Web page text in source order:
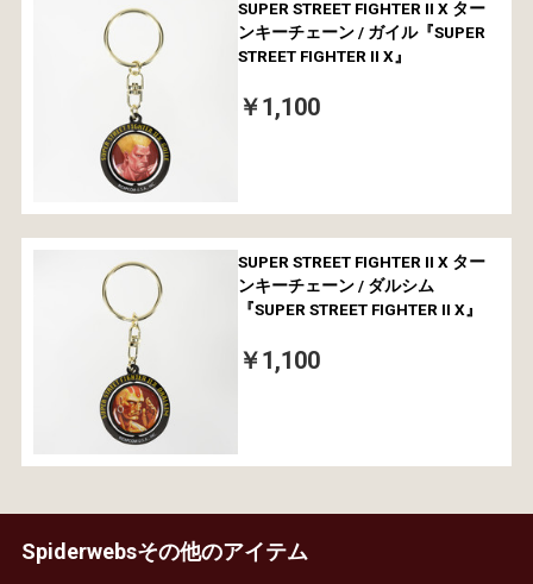
SUPER STREET FIGHTER II X ター
ンキーチェーン / ガイル『SUPER
STREET FIGHTER II X』
￥1,100
SUPER STREET FIGHTER II X ター
ンキーチェーン / ダルシム
『SUPER STREET FIGHTER II X』
￥1,100
Spiderwebsその他のアイテム